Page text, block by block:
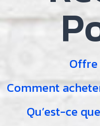
Offre
Comment
Qu’est-ce